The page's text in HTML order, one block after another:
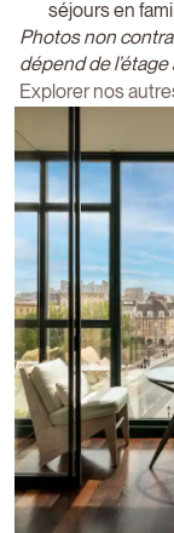
séjours en
Photos non
dépend de
Explorer nos